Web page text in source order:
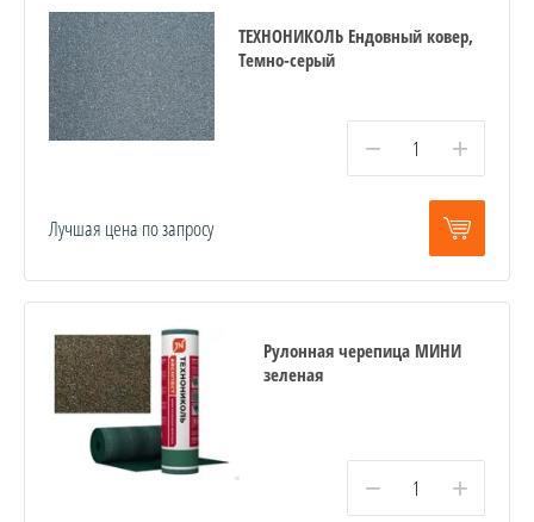
ТЕХНОНИКОЛЬ Ендовный ковер,
Темно-серый
− +
Лучшая цена по запросу
Рулонная черепица МИНИ
зеленая
− +